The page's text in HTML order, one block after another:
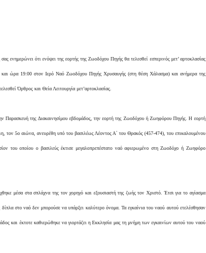
ενημερώνει ότι ενόψει της εορτής της Ζωοδόχου Πηγής θα τελεσθεί εσπερινός μετ’ αρτοκλασίας
ώρα 19:00 στον Ιερό Ναό Ζωοδόχου Πηγής Χρυσαυγής (στη θέση Χάλασμα) και ανήμερα της
Όρθρος και Θεία Λειτουργία μετ’αρτοκλασίας.
Παρασκευή της Διακαινησίμου εβδομάδος, την εορτή της Ζωοδόχου ή Ζωηφόρου Πηγής. Η εορτή
τον 5ο αιώνα, ανευρέθη υπό του βασιλέως Λέοντος Α΄ του Θρακός (457-474), του επικαλουμένου
του οποίου ο βασιλεύς έκτισε μεγαλοπρεπέστατο ναό αφιερωμένο στη Ζωοδόχο ή Ζωηφόρο
μέσα στα σπλάχνα της τον χορηγό και εξουσιαστή της ζωής τον Χριστό. Έτσι για το αγίασμα
δίπλα στο ναό δεν μπορούσε να υπάρξει καλύτερο όνομα. Τα εγκαίνια του ναού αυτού ετελέσθησαν
και έκτοτε καθιερώθηκε να γιορτάζει η Εκκλησία μας τη μνήμη των εγκαινίων αυτού του ναού